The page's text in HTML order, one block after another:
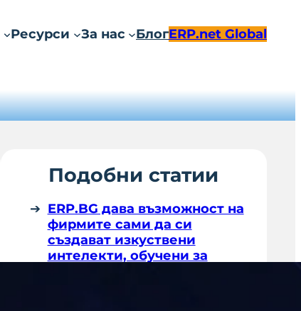
Ресурси За нас БлогERP.net Global
Подобни статии
ERP.BG дава възможност на
фирмите сами да си
създават изкуствени
интелекти, обучени за